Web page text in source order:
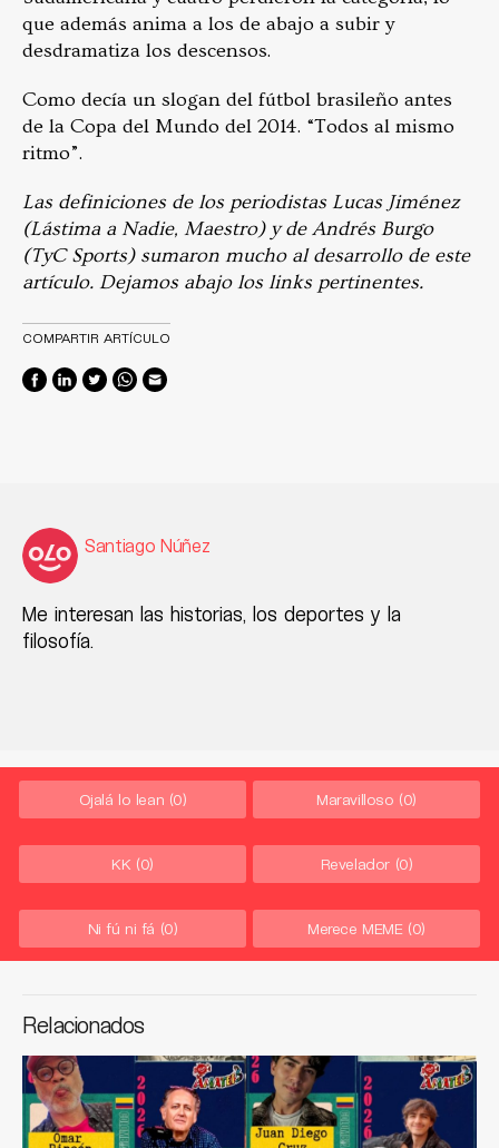
que además anima a los de abajo a subir y
desdramatiza los descensos.
Como decía un slogan del fútbol brasileño antes
de la Copa del Mundo del 2014. “Todos al mismo
ritmo”.
Las definiciones de los periodistas Lucas Jiménez
(Lástima a Nadie, Maestro) y de Andrés Burgo
(TyC Sports) sumaron mucho al desarrollo de este
artículo. Dejamos abajo los links pertinentes.
COMPARTIR ARTÍCULO
Santiago Núñez
Me interesan las historias, los deportes y la
filosofía.
Ojalá lo lean (0) Maravilloso (0)
KK (0) Revelador (0)
Ni fú ni fá (0) Merece MEME (0)
Relacionados